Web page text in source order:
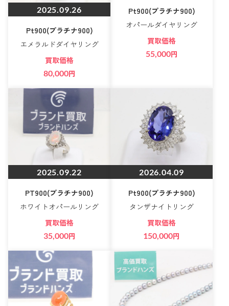
2025.09.26
Pt900(プラチナ900)
エメラルドダイヤリング
買取価格
80,000円
Pt900(プラチナ900)
オパールダイヤリング
買取価格
55,000円
2025.09.22
PT900(プラチナ900)
ホワイトオパールリング
買取価格
35,000円
2026.04.09
Pt900(プラチナ900)
タンザナイトリング
買取価格
150,000円